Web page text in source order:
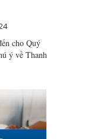
cho Quý
ý về Thanh